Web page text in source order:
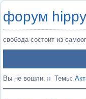
форум
свобода состоит из
Вы не вошли. Темы: